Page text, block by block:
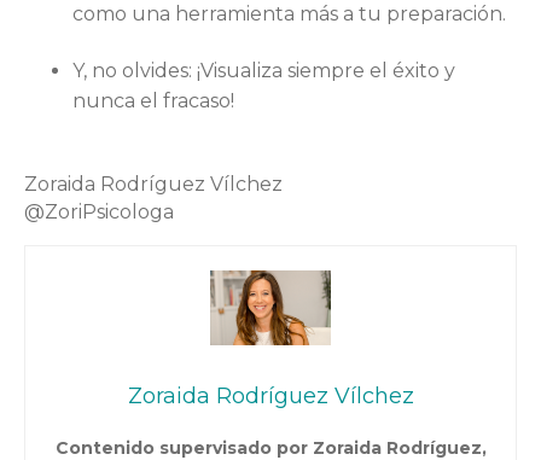
como una herramienta más a tu preparación.
Y, no olvides: ¡Visualiza siempre el éxito y
nunca el fracaso!
Zoraida Rodríguez Vílchez
@ZoriPsicologa
Zoraida Rodríguez Vílchez
Contenido supervisado por Zoraida Rodríguez,